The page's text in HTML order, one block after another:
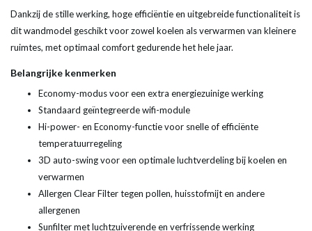
Dankzij de stille werking, hoge efficiëntie en uitgebreide functionaliteit is
dit wandmodel geschikt voor zowel koelen als verwarmen van kleinere
ruimtes, met optimaal comfort gedurende het hele jaar.
Belangrijke kenmerken
Economy-modus voor een extra energiezuinige werking
Standaard geïntegreerde wifi-module
Hi-power- en Economy-functie voor snelle of efficiënte
temperatuurregeling
3D auto-swing voor een optimale luchtverdeling bij koelen en
verwarmen
Allergen Clear Filter tegen pollen, huisstofmijt en andere
allergenen
Sunfilter met luchtzuiverende en verfrissende werking